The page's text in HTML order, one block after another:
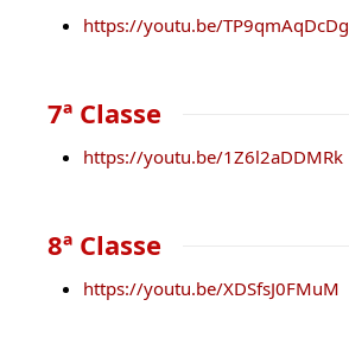
https://youtu.be/TP9qmAqDcDg
7ª Classe
https://youtu.be/1Z6l2aDDMRk
8ª Classe
https://youtu.be/XDSfsJ0FMuM